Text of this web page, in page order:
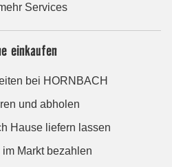
Services
einkaufen
bei HORNBACH
und abholen
Hause liefern lassen
Markt bezahlen